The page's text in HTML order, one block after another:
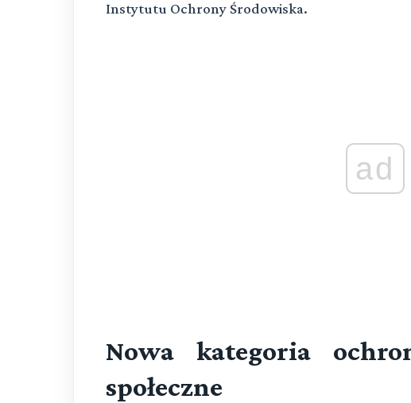
Instytutu Ochrony Środowiska.
ad
Nowa kategoria
społeczne